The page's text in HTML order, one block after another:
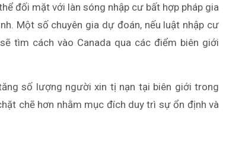
đối mặt với làn sóng nhập cư bất hợp pháp gia
Một số chuyên gia dự đoán, nếu luật nhập cư
tìm cách vào Canada qua các điểm biên giới
số lượng người xin tị nạn tại biên giới trong
chẽ hơn nhằm mục đích duy trì sự ổn định và